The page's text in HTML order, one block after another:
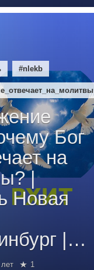
#nlekb
Бог
на
|
Новая
|…
1